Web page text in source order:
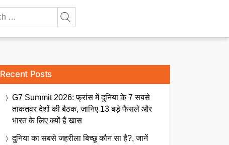
Recent Posts
G7 Summit 2026: फ्रांस में दुनिया के 7 सबसे
ताकतवर देशों की बैठक, जानिए 13 बड़े फैसले और
भारत के लिए क्यों है खास
दुनिया का सबसे जहरीला बिच्छू कौन सा है?, जानें